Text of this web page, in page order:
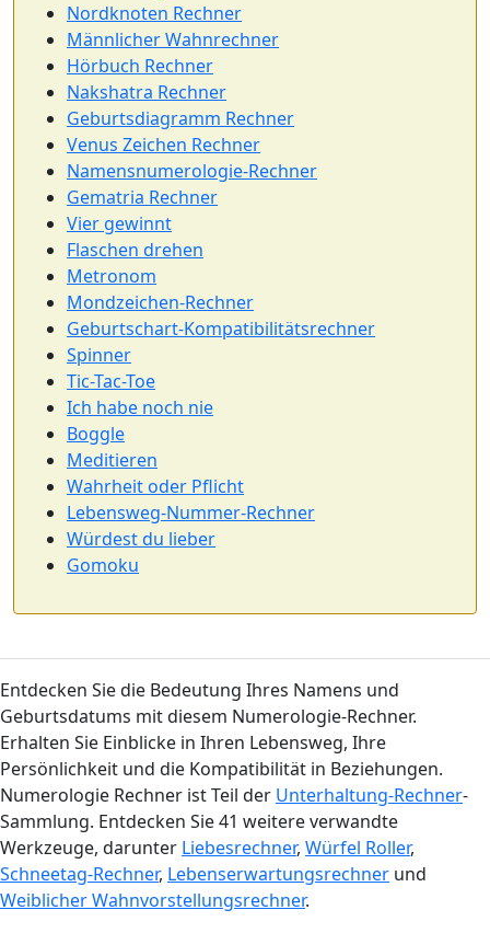
Nordknoten Rechner
Männlicher Wahnrechner
Hörbuch Rechner
Nakshatra Rechner
Geburtsdiagramm Rechner
Venus Zeichen Rechner
Namensnumerologie-Rechner
Gematria Rechner
Vier gewinnt
Flaschen drehen
Metronom
Mondzeichen-Rechner
Geburtschart-Kompatibilitätsrechner
Spinner
Tic-Tac-Toe
Ich habe noch nie
Boggle
Meditieren
Wahrheit oder Pflicht
Lebensweg-Nummer-Rechner
Würdest du lieber
Gomoku
Entdecken Sie die Bedeutung Ihres Namens und
Geburtsdatums mit diesem Numerologie-Rechner.
Erhalten Sie Einblicke in Ihren Lebensweg, Ihre
Persönlichkeit und die Kompatibilität in Beziehungen.
Numerologie Rechner ist Teil der Unterhaltung-Rechner-
Sammlung. Entdecken Sie 41 weitere verwandte
Werkzeuge, darunter Liebesrechner, Würfel Roller,
Schneetag-Rechner, Lebenserwartungsrechner und
Weiblicher Wahnvorstellungsrechner.